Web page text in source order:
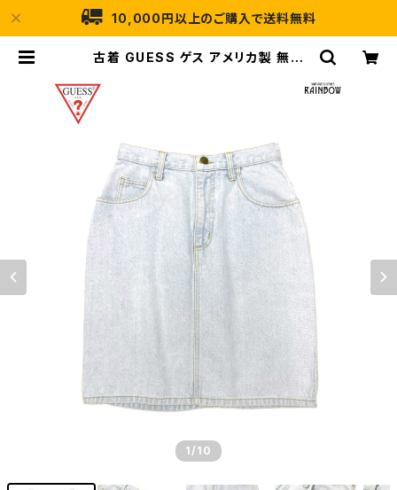
10,000円以上のご購入で送料無料
古着 GUESS ゲス アメリカ製 無地
(btu2505022) | 古着屋RAINBO
1 /10